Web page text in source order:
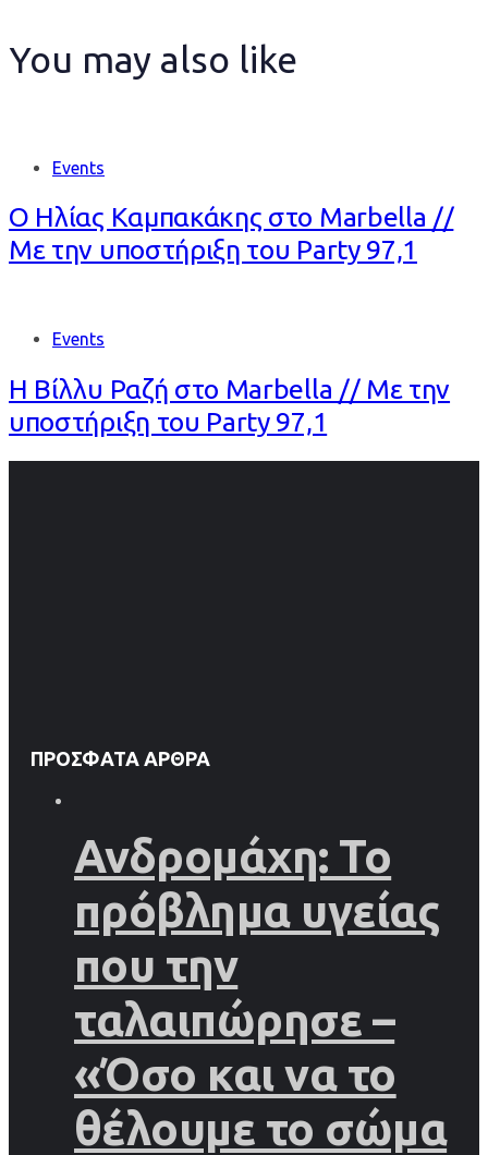
You may also like
Events
Ο Ηλίας Καμπακάκης στο Marbella //
Με την υποστήριξη του Party 97,1
Events
Η Βίλλυ Ραζή στο Marbella // Με την
υποστήριξη του Party 97,1
ΠΡΌΣΦΑΤΑ ΆΡΘΡΑ
Ανδρομάχη: Το
πρόβλημα υγείας
που την
ταλαιπώρησε –
«Όσο και να το
θέλουμε το σώμα